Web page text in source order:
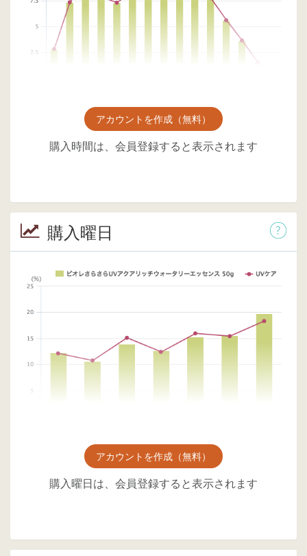
アカウントを作成（無料）
購入時間は、会員登録すると表示されます
購入曜日
アカウントを作成（無料）
購入曜日は、会員登録すると表示されます